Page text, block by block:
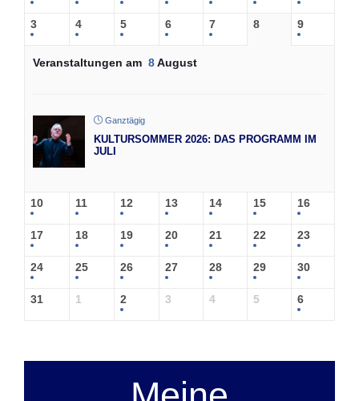
3 4 5 6 7 8 9
Veranstaltungen am 8August
Ganztägig
KULTURSOMMER 2026: DAS PROGRAMM IM
JULI
10 11 12 13 14 15 16
17 18 19 20 21 22 23
24 25 26 27 28 29 30
31 1 2 3 4 5 6